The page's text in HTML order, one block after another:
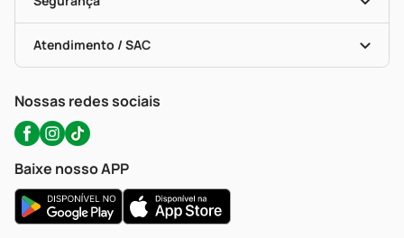
Troca E Devolução
Bulas De A A Z
Políticas De Marketplace
Testes Rápidos
Autoteste Covid-19
Certificado De Segurança
Portal Da Privacidade
Atendimento / SAC
WhatsApp (47) 9202-1687
Nossas redes sociais
Baixe nosso APP